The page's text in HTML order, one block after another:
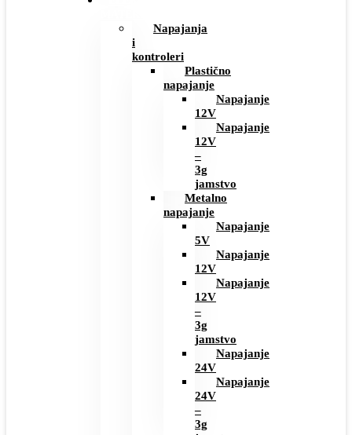
Napajanja
i
kontroleri
Plastično
napajanje
Napajanje
12V
Napajanje
12V
–
3g
jamstvo
Metalno
napajanje
Napajanje
5V
Napajanje
12V
Napajanje
12V
–
3g
jamstvo
Napajanje
24V
Napajanje
24V
–
3g